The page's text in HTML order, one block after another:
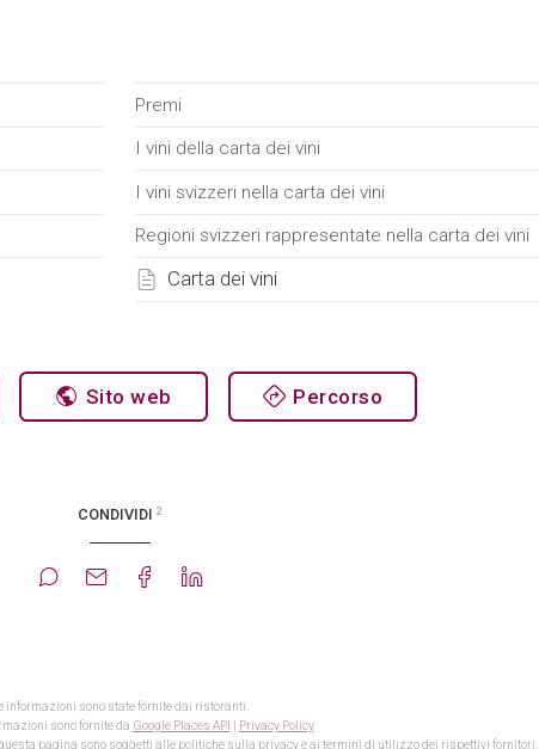
Premi
I vini della carta dei vini
I vini svizzeri nella carta dei vini
Regioni svizzeri rappresentate nella carta dei vini
Carta dei vini
Sito web Percorso
CONDIVIDI 2
informazioni sono state fornite dai ristoranti.
sono fornite da Google Places API
Privacy Policy
pagina sono soggetti alle politiche sulla privacy e ai termini di utilizzo dei rispettivi fornitori.